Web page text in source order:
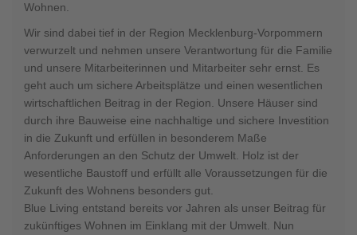
Wohnen.
Wir sind dabei tief in der Region Mecklenburg-Vorpommern
verwurzelt und nehmen unsere Verantwortung für die Familie
und unsere Mitarbeiterinnen und Mitarbeiter sehr ernst. Es
geht auch um sichere Arbeitsplätze und einen wesentlichen
wirtschaftlichen Beitrag in der Region. Unsere Häuser sind
durch ihre Bauweise eine nachhaltige und sichere Investition
in die Zukunft und erfüllen in besonderem Maße
Anforderungen an den Schutz der Umwelt. Holz ist der
wesentliche Baustoff und erfüllt alle Voraussetzungen für die
Zukunft des Wohnens besonders gut.
Blue Living entstand bereits vor Jahren als unser Beitrag für
zukünftiges Wohnen im Einklang mit der Umwelt. Nun